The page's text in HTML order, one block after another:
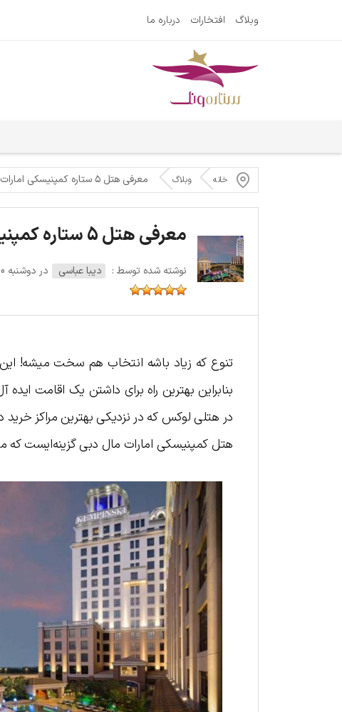
وبلاگ افتخارات درباره ما
خانه وبلاگ معرفی هتل ۵ ستاره کمپنیسکی امارات مال دبی
معرفی هتل 5 ستاره کمپنیسکی امارات مال دبی
نوشته شده توسط : دیبا عباسی در دوشنبه 30 آگوست 2021
تنوع که زیاد باشه انتخاب هم سخت میشه!
بنابراین بهترین راه برای داشتن یک اقامت
در هتلی لوکس که در نزدیکی بهترین مراکز
هتل کمپنیسکی امارات مال دبی گزینه‌ایست که